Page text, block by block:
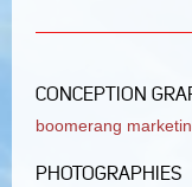
CONCEPTION
boomerang
PHOTOGRAPHIES